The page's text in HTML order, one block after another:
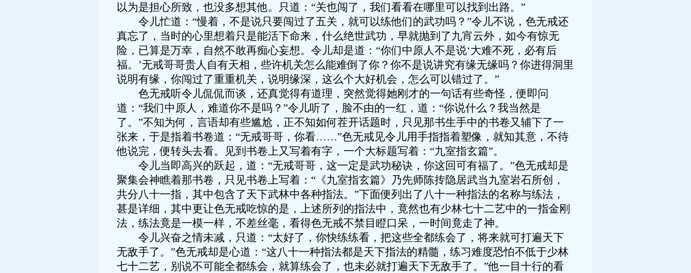
以为是担心所致，也没多想其他。只道：“关也闯了，我们看看在哪里可以找到出路。”
令儿忙道：“慢着，不是说只要闯过了五关，就可以练他们的武功吗？”令儿不说，色无戒还
真忘了，当时的心里想着只是能活下命来，什么绝世武功，早就抛到了九宵云外，如今有惊无
险，已算是万幸，自然不敢再痴心妄想。令儿却是道：“你们中原人不是说‘大难不死，必有后
福。’无戒哥哥贵人自有天相，些许机关怎么能难倒了你？你不是说讲究有缘无缘吗？你进得洞里
说明有缘，你闯过了重重机关，说明缘深，这么个大好机会，怎么可以错过了。”
色无戒听令儿侃侃而谈，还真觉得有道理，突然觉得她刚才的一句话有些奇怪，便即问
道：“我们中原人，难道你不是吗？”令儿听了，脸不由的一红，道：“你说什么？我当然是
了。”不知为何，言语却有些尴尬，正不知如何茬开话题时，只见那书生手中的书卷又辅下了一
张来，于是指着书卷道：“无戒哥哥，你看……”色无戒见令儿用手指指着塑像，就知其意，不待
他说完，便转头去看。见到书卷上又写着有字，一个大标题写着：“九室指玄篇”。
令儿当即高兴的跃起，道：“无戒哥哥，这一定是武功秘诀，你这回可有福了。”色无戒却是
聚集会神瞧着那书卷，只见书卷上写着：“《九室指玄篇》乃先师陈抟隐居武当九室岩石所创，
共分八十一指，其中包含了天下武林中各种指法。”下面便列出了八十一种指法的名称与练法，
甚是详细，其中更让色无戒吃惊的是，上述所列的指法中，竟然也有少林七十二艺中的一指金刚
法，练法竟是一模一样，不差丝毫，看得色无戒不禁目瞪口呆，一时间竟走了神。
令儿兴奋之情未减，只道：“太好了，你快练练看，把这些全都练会了，将来就可打遍天下
无敌手了。”色无戒却是心道：“这八十一种指法都是天下指法的精髓，练习难度恐怕不低于少林
七十二艺，别说不可能全都练会，就算练会了，也未必就打遍天下无敌手了。”他一目十行的看